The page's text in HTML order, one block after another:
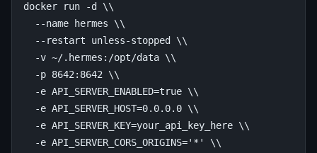
docker run -d
\\
--name
hermes
\\
--restart
unless-stopped
\\
-v ~/.hermes:/opt/data \\
-p 8642 :8642
\\
-e API_SERVER_ENABLED=true \\
-e API_SERVER_HOST=0.0.0.0 \\
-e API_SERVER_KEY=your_api_key_here \\
-e API_SERVER_CORS_ORIGINS='*'
\\